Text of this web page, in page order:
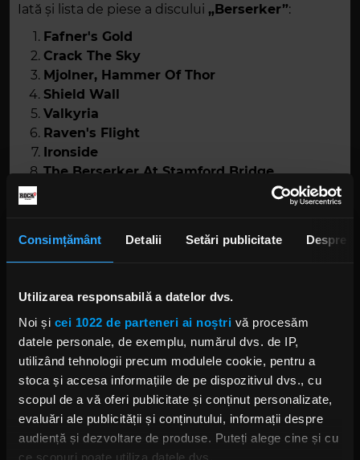
Consimțământ Detalii Setări publicitate Despre
Utilizarea responsabilă a datelor dvs.
Noi și cei 1022 de parteneri ai noștri vă procesăm
datele personale, de exemplu, numărul dvs. de IP,
utilizând tehnologii precum modulele cookie, pentru a
stoca și accesa informațiile de pe dispozitivul dvs., cu
scopul de a vă oferi publicitate și conținut personalizate,
evaluări ale publicității și conținutului, informații despre
audiență și dezvoltare de produse. Puteți alege cine și cu
ce scopuri poate utiliza datele dvs.
Iată și lista de piese a discului „Berserker”:
Fafner's Gold
Crack The Sky
Mjolner, Hammer Of Thor
Shield Wall
Valkyria
Raven's Flight
Ironside
The Berserker At Stamford Bridge
Into The Dark
Foto: Facebook